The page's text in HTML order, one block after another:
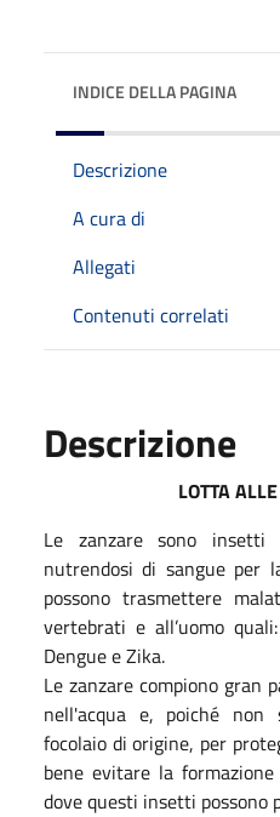
INDICE DELLA PAGINA
Descrizione
A cura di
Allegati
Contenuti correlati
Descrizione
LOTTA
Le zanzare sono
nutrendosi di sangue per
possono trasmettere
vertebrati e all’uomo
Dengue e Zika.
Le zanzare compiono gran
nell'acqua e, poiché
focolaio di origine, per
bene evitare la
dove questi insetti possono